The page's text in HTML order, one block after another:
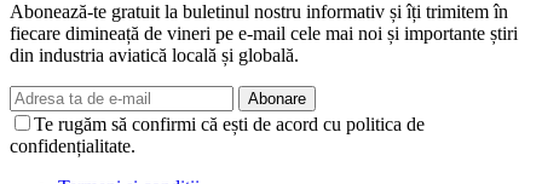
Abonează-te gratuit la buletinul nostru informativ și îți trimitem în
fiecare dimineață de vineri pe e-mail cele mai noi și importante știri
din industria aviatică locală și globală.
Abonare
Te rugăm să confirmi că ești de acord cu politica de
confidențialitate.